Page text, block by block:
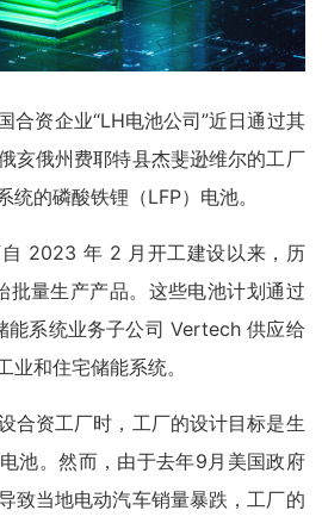
合资企业“LH电池公司”近日通过其
亥俄州费耶特县杰斐逊维尔的工厂
的磷酸铁锂（LFP）电池。
2023 年 2 月开工建设以来，历
量生产产品。这些电池计划通过
能系统业务子公司 Vertech 供应给
业和住宅储能系统。
合资工厂时，工厂的设计目标是生
池。然而，由于去年9月美国政府
致当地电动汽车销量暴跌，工厂的